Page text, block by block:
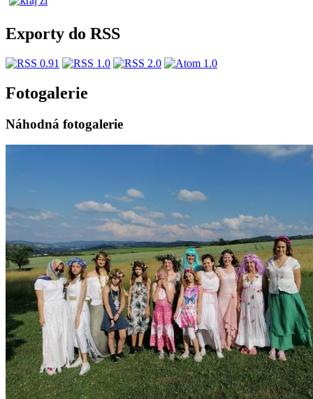
Exporty do RSS
Fotogalerie
Náhodná fotogalerie